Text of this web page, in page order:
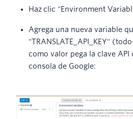
Haz clic "Environment
Agrega una nueva variable
"TRANSLATE_API_KEY"
como valor pega la clave API
consola de Google: